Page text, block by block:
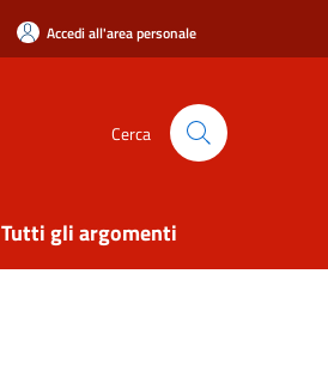
Accedi all'area personale
Cerca
Tutti gli argomenti